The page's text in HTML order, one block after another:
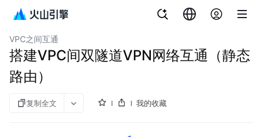
VPN连接
VPC之间互通
搭建VPC间双隧道VPN网络互通（静态
路由）
复制全文 我的收藏